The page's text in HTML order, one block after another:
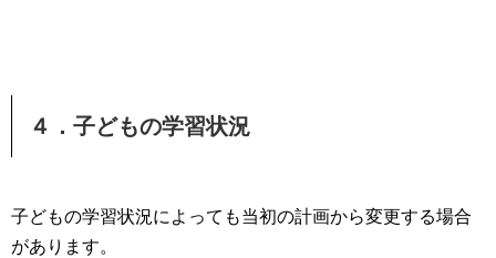
４．子どもの学習状況
子どもの学習状況によっても当初の計画から変更する場合
があります。